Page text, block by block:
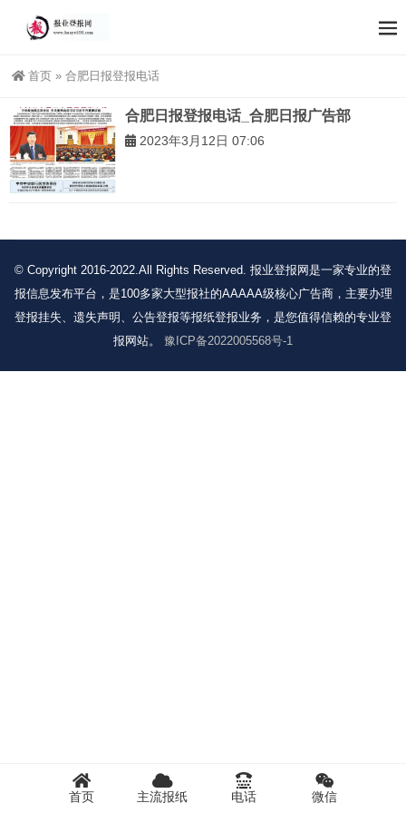
首页 » 合肥日报登报电话
合肥日报登报电话_合肥日报广告部
2023年3月12日 07:06
© Copyright 2016-2022.All Rights Reserved. 报业登报网是一家专业的登
报信息发布平台，是100多家大型报社的AAAAA级核心广告商，主要办理
登报挂失、遗失声明、公告登报等报纸登报业务，是您值得信赖的专业登
报网站。 豫ICP备2022005568号-1
首页 主流报纸 电话 微信